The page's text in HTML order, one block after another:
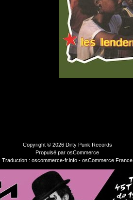
Copyright © 2026 Dirty Punk Records
Propulsé parosCommerce
Traduction : oscommerce-fr.info -osCommerce France